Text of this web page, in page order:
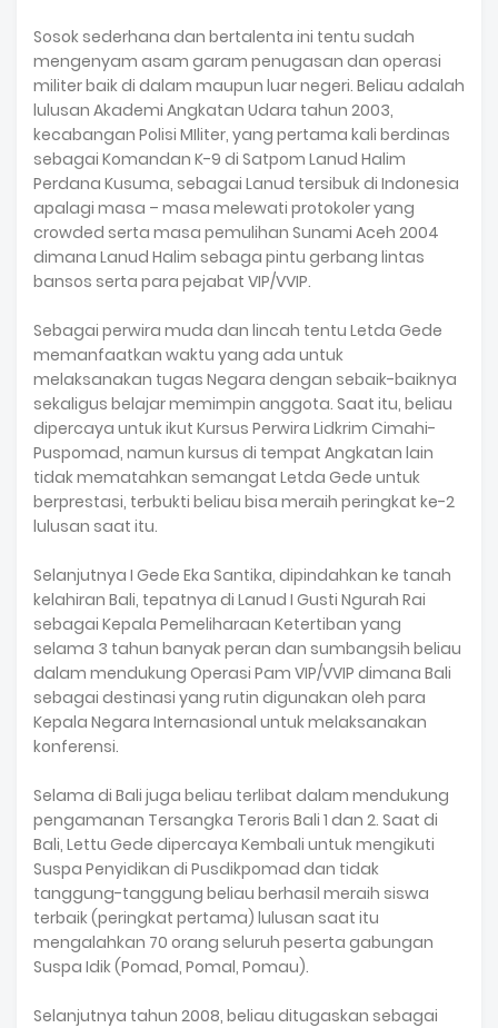
Sosok sederhana dan bertalenta ini tentu sudah
mengenyam asam garam penugasan dan operasi
militer baik di dalam maupun luar negeri. Beliau adalah
lulusan Akademi Angkatan Udara tahun 2003,
kecabangan Polisi MIliter, yang pertama kali berdinas
sebagai Komandan K-9 di Satpom Lanud Halim
Perdana Kusuma, sebagai Lanud tersibuk di Indonesia
apalagi masa – masa melewati protokoler yang
crowded serta masa pemulihan Sunami Aceh 2004
dimana Lanud Halim sebaga pintu gerbang lintas
bansos serta para pejabat VIP/VVIP.
Sebagai perwira muda dan lincah tentu Letda Gede
memanfaatkan waktu yang ada untuk
melaksanakan tugas Negara dengan sebaik-baiknya
sekaligus belajar memimpin anggota. Saat itu, beliau
dipercaya untuk ikut Kursus Perwira Lidkrim Cimahi-
Puspomad, namun kursus di tempat Angkatan lain
tidak mematahkan semangat Letda Gede untuk
berprestasi, terbukti beliau bisa meraih peringkat ke-2
lulusan saat itu.
Selanjutnya I Gede Eka Santika, dipindahkan ke tanah
kelahiran Bali, tepatnya di Lanud I Gusti Ngurah Rai
sebagai Kepala Pemeliharaan Ketertiban yang
selama 3 tahun banyak peran dan sumbangsih beliau
dalam mendukung Operasi Pam VIP/VVIP dimana Bali
sebagai destinasi yang rutin digunakan oleh para
Kepala Negara Internasional untuk melaksanakan
konferensi.
Selama di Bali juga beliau terlibat dalam mendukung
pengamanan Tersangka Teroris Bali 1 dan 2. Saat di
Bali, Lettu Gede dipercaya Kembali untuk mengikuti
Suspa Penyidikan di Pusdikpomad dan tidak
tanggung-tanggung beliau berhasil meraih siswa
terbaik (peringkat pertama) lulusan saat itu
mengalahkan 70 orang seluruh peserta gabungan
Suspa Idik (Pomad, Pomal, Pomau).
Selanjutnya tahun 2008, beliau ditugaskan sebagai